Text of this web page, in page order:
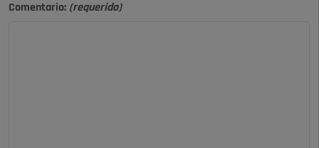
Comentario: (requerido)